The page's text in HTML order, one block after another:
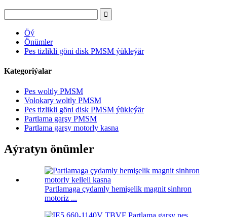
Öý
Önümler
Pes tizlikli göni disk PMSM ýükleýär
Kategoriýalar
Pes woltly PMSM
Volokary woltly PMSM
Pes tizlikli göni disk PMSM ýükleýär
Partlama garşy PMSM
Partlama garşy motorly kasna
Aýratyn önümler
Partlamaga çydamly hemişelik magnit sinhron
motoriz ...